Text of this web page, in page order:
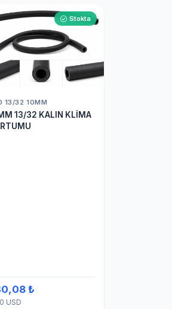
Stokta
13/32 10MM
13/32 KALIN KLİMA
₺
USD